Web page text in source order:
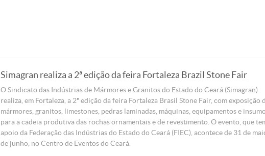
Simagran realiza a 2ª edição da feira Fortaleza Brazil Stone Fair
O Sindicato das Indústrias de Mármores e Granitos do Estado do Ceará (Simagran)
realiza, em Fortaleza, a 2ª edição da feira Fortaleza Brasil Stone Fair, com exposição
mármores, granitos, limestones, pedras laminadas, máquinas, equipamentos e
para a cadeia produtiva das rochas ornamentais e de revestimento. O evento, que
apoio da Federação das Indústrias do Estado do Ceará (FIEC), acontece de 31 de
de junho, no Centro de Eventos do Ceará.